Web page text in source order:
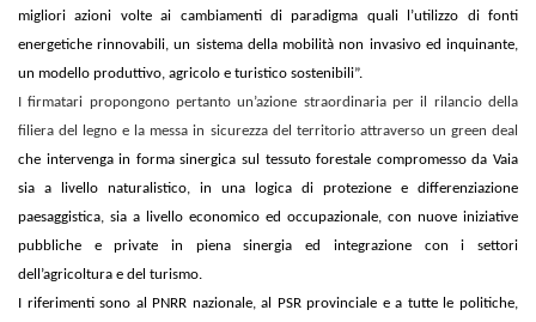
migliori azioni volte ai cambiamenti di paradigma quali l’utilizzo di fonti
energetiche rinnovabili, un sistema della mobilità non invasivo ed inquinante,
un modello produttivo, agricolo e turistico sostenibili”.
I firmatari propongono pertanto un’azione straordinaria per il rilancio della
filiera del legno e la messa in sicurezza del territorio attraverso un green deal
che intervenga in forma sinergica sul tessuto forestale compromesso da Vaia
sia a livello naturalistico, in una logica di protezione e differenziazione
paesaggistica, sia a livello economico ed occupazionale, con nuove iniziative
pubbliche e private in piena sinergia ed integrazione con i settori
dell’agricoltura e del turismo.
I riferimenti sono al PNRR nazionale, al PSR provinciale e a tutte le politiche,